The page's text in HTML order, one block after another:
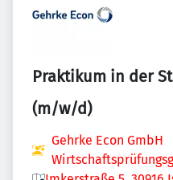
Praktikum in der
(m/w/d)
Gehrke Econ GmbH